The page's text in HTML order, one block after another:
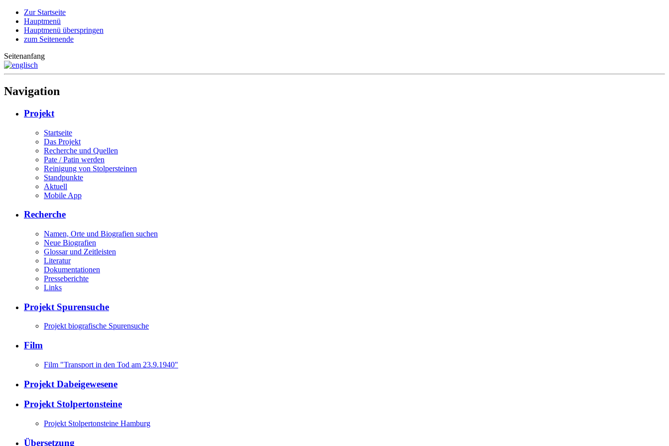
Zur Startseite
Hauptmenü
Hauptmenü überspringen
zum Seitenende
Seitenanfang
Navigation
Projekt
Startseite
Das Projekt
Recherche und Quellen
Pate / Patin werden
Reinigung von Stolpersteinen
Standpunkte
Aktuell
Mobile App
Recherche
Namen, Orte und Biografien suchen
Neue Biografien
Glossar und Zeitleisten
Literatur
Dokumentationen
Presseberichte
Links
Projekt Spurensuche
Projekt biografische Spurensuche
Film
Film "Transport in den Tod am 23.9.1940"
Projekt Dabeigewesene
Projekt Stolpertonsteine
Projekt Stolpertonsteine Hamburg
Übersetzung